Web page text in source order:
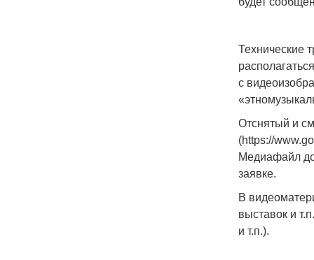
Технические
с
Отснятый и
(https://
Медиафайл
заявке.
В
выставок и
и т.п.).